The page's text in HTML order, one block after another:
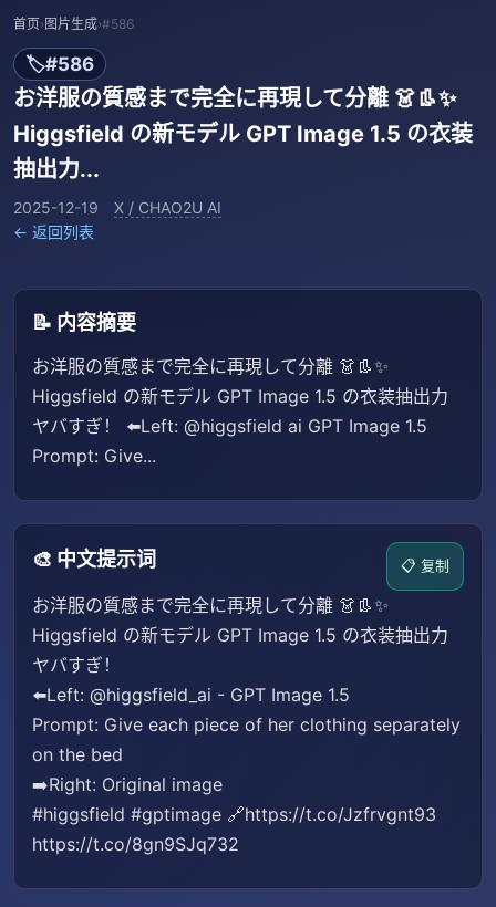
首页› 图片生成›#586
🏷️#586
お洋服の質感まで完全に再現して分離 👗👢✨
Higgsfield の新モデル GPT Image 1.5 の衣装
抽出力...
2025-12-19 X / CHAO2U AI
← 返回列表
📝 内容摘要
お洋服の質感まで完全に再現して分離 👗👢✨
Higgsfield の新モデル GPT Image 1.5 の衣装抽出力
ヤバすぎ！ ⬅️Left: @higgsfield ai GPT Image 1.5
Prompt: Give...
🎨 中文提示词 📋 复制
お洋服の質感まで完全に再現して分離 👗👢✨
Higgsfield の新モデル GPT Image 1.5 の衣装抽出力
ヤバすぎ！
⬅️Left: @higgsfield_ai - GPT Image 1.5
Prompt: Give each piece of her clothing separately
on the bed
➡️Right: Original image
#higgsfield #gptimage 🔗https://t.co/Jzfrvgnt93
https://t.co/8gn9SJq732